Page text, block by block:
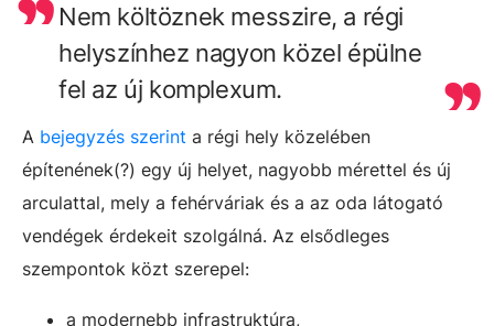
Nem költöznek messzire, a régi
helyszínhez nagyon közel épülne
fel az új komplexum.
A bejegyzés szerint a régi hely közelében
építenének(?) egy új helyet, nagyobb mérettel és új
arculattal, mely a fehérváriak és a az oda látogató
vendégek érdekeit szolgálná. Az elsődleges
szempontok közt szerepel:
a modernebb infrastruktúra,